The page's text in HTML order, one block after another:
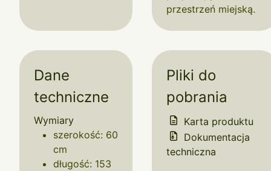
przestrzeń miejską.
Dane
techniczne
Wymiary
szerokość: 60
cm
długość: 153
Pliki do
pobrania
Karta produktu
Dokumentacja
techniczna